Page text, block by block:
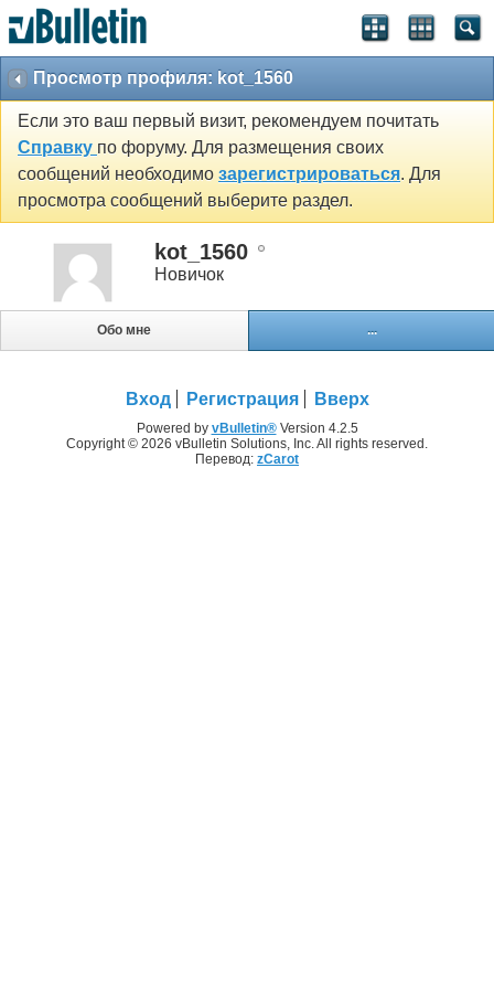
Просмотр профиля: kot_1560
Если это ваш первый визит, рекомендуем почитать
Справку по форуму. Для размещения своих
сообщений необходимо зарегистрироваться. Для
просмотра сообщений выберите раздел.
kot_1560
Новичок
Обо мне ...
Вход Регистрация Вверх
Powered by vBulletin®Version 4.2.5
Copyright © 2026 vBulletin Solutions, Inc. All rights reserved.
Перевод: zCarot